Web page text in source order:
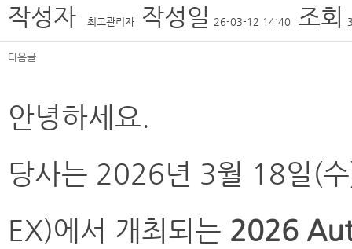
작성자 최고관리자 작성일 26-03-12 14:40 조회
다음글
안녕하세요.
당사는 2026년 3월 18일(
EX)에서 개최되는 2026